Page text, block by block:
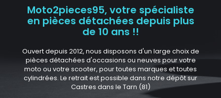
Moto2pieces95, votre spécialiste
en pièces détachées depuis plus
de 10 ans !!
Ouvert depuis 2012, nous disposons d'un large choix de
pièces détachées d'occasions ou neuves pour votre
moto ou votre scooter, pour toutes marques et toutes
cylindrées. Le retrait est possible dans notre dépôt sur
Castres dans le Tarn (81)